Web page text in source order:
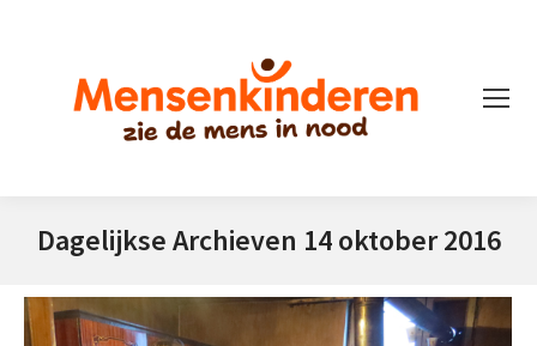
Dagelijkse Archieven 14 oktober 2016